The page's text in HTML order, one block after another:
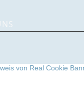
von Real Cookie